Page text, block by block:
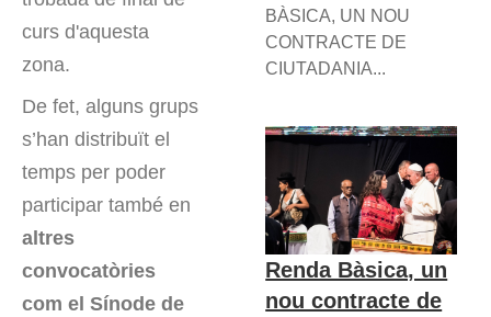
curs d'aquesta
zona.
De fet, alguns grups
s’han distribuït el
temps per poder
participar també en
altres
convocatòries
com el Sínode de
BÀSICA, UN NOU
CONTRACTE DE
CIUTADANIA...
Renda Bàsica, un
nou contracte de